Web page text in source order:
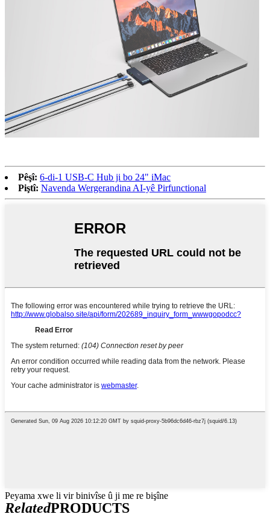
Pêşî: 6-di-1 USB-C Hub ji bo 24" iMac
Piştî: Navenda Wergerandina AI-yê Pirfunctional
Peyama xwe li vir binivîse û ji me re bişîne
RelatedPRODUCTS